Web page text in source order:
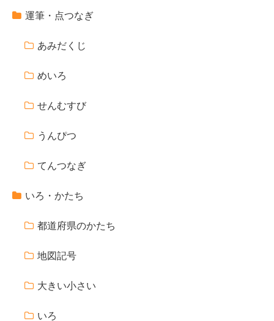
運筆・点つなぎ
あみだくじ
めいろ
せんむすび
うんぴつ
てんつなぎ
いろ・かたち
都道府県のかたち
地図記号
大きい小さい
いろ